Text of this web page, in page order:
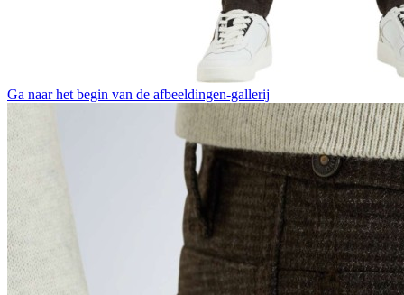
Ga naar het begin van de afbeeldingen-gallerij